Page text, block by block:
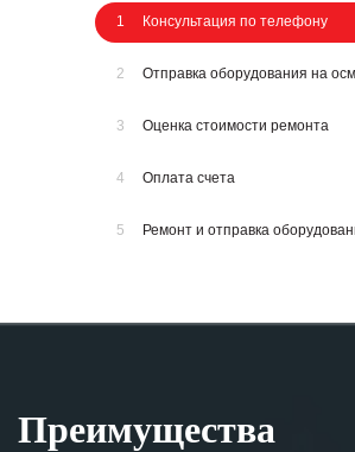
1 Консультация по телефону
2 Отправка оборудования на
3 Оценка стоимости ремонта
4 Оплата счета
5 Ремонт и отправка
Преимущества